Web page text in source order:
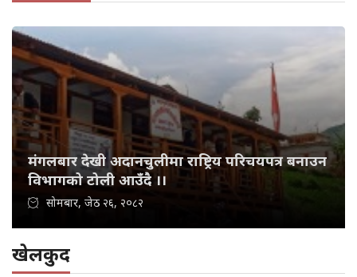
मंगलबार देखी अदानचुलीमा राष्ट्रिय परिचयपत्र बनाउन
विभागको टोली आउँदै ।।
सोमबार, जेठ २६, २०८२
खेलकुद